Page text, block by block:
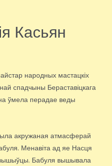
Касьян
народных мастацкіх
спадчыны Бераставіцкага
ўмела перадае веды
акружаная атмасферай
Менавіта ад яе Насця
Бабуля вышывала